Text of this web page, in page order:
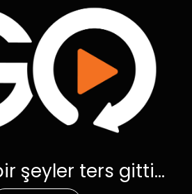
şeyler ters gitti...